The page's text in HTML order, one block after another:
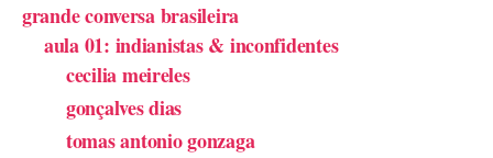
grande conversa brasileira
aula 01: indianistas & inconfidentes
cecilia meireles
gonçalves dias
tomas antonio gonzaga